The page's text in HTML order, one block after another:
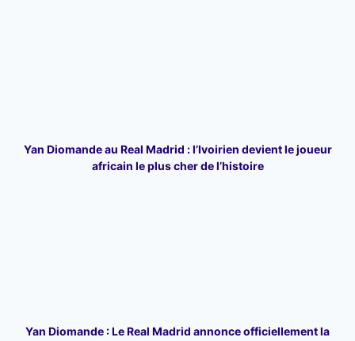
Yan Diomande au Real Madrid : l’Ivoirien devient le joueur
africain le plus cher de l’histoire
Yan Diomande : Le Real Madrid annonce officiellement la